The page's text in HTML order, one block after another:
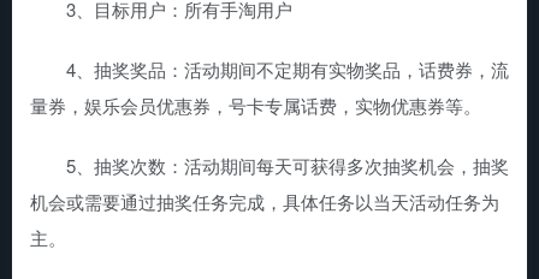
3、目标用户：所有手淘用户
4、抽奖奖品：活动期间不定期有实物奖品，话费券，流
量券，娱乐会员优惠券，号卡专属话费，实物优惠券等。
5、抽奖次数：活动期间每天可获得多次抽奖机会，抽奖
机会或需要通过抽奖任务完成，具体任务以当天活动任务为
主。